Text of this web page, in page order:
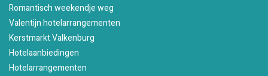
Romantisch weekendje weg
Valentijn hotelarrangementen
Kerstmarkt Valkenburg
Hotelaanbiedingen
Hotelarrangementen